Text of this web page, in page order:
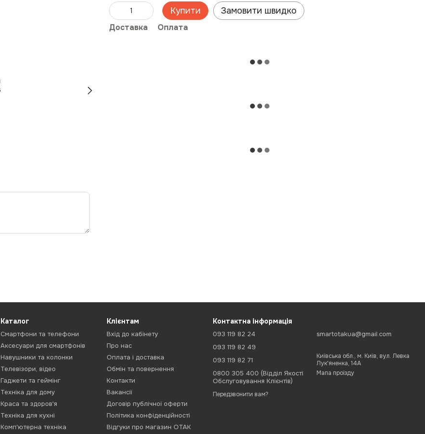
Купити Замовити швидко
Доставка Оплата
Каталог
Смартфони та телефони
Аксесуари для смартфонів
Навушники та колонки
Телевізори, відео
Гаджети та геймінг
Техніка для дому
Краса та здоров'я
Техніка для кухні
Комп'ютерна техніка
Клієнтам
Вхід до кабінету
Про нас
Оплата і доставка
Обмін та повернення
Контакти
Вакансії
Договір публічної оферти
Політика конфіденційності
Відгуки про магазин ОТАК
Контактна інформація
093 119 82 24
093 119 82 49
093 119 82 71
0800 305 400 (Відділ Якості
Обслуговування Клієнтів)
Передзвонити вам?
smartotakua@gmail.com
Київська обл., м. Київ, вул. Левка
Лук'яненка, 14А
Мапа проїзду